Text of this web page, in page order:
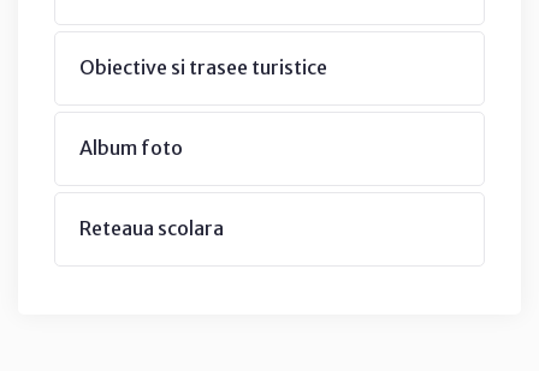
Obiective si trasee turistice
Album foto
Reteaua scolara